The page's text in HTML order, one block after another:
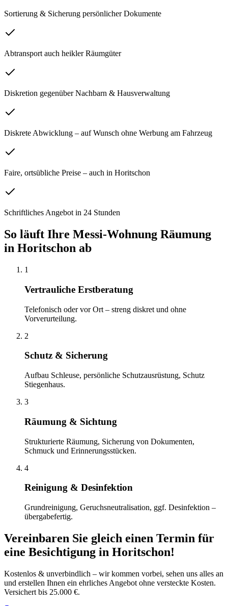
Sortierung & Sicherung persönlicher Dokumente
Abtransport auch heikler Räumgüter
Diskretion gegenüber Nachbarn & Hausverwaltung
Diskrete Abwicklung – auf Wunsch ohne Werbung am Fahrzeug
Faire, ortsübliche Preise – auch in Horitschon
Schriftliches Angebot in 24 Stunden
So läuft Ihre Messi-Wohnung Räumung
in Horitschon ab
1
Vertrauliche Erstberatung
Telefonisch oder vor Ort – streng diskret und ohne
Vorverurteilung.
2
Schutz & Sicherung
Aufbau Schleuse, persönliche Schutzausrüstung, Schutz
Stiegenhaus.
3
Räumung & Sichtung
Strukturierte Räumung, Sicherung von Dokumenten,
Schmuck und Erinnerungsstücken.
4
Reinigung & Desinfektion
Grundreinigung, Geruchsneutralisation, ggf. Desinfektion –
übergabefertig.
Vereinbaren Sie gleich einen Termin für
eine Besichtigung in Horitschon!
Kostenlos & unverbindlich – wir kommen vorbei, sehen uns alles an
und erstellen Ihnen ein ehrliches Angebot ohne versteckte Kosten.
Versichert bis 25.000 €.